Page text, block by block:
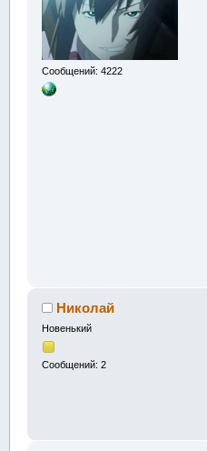
Сообщений: 4222
Николай
Новенький
Сообщений: 2